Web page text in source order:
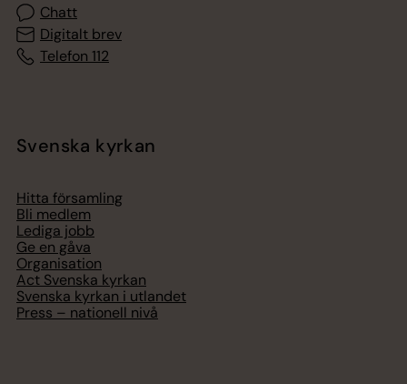
Chatt
Digitalt brev
Telefon 112
Svenska kyrkan
Hitta församling
Bli medlem
Lediga jobb
Ge en gåva
Organisation
Act Svenska kyrkan
Svenska kyrkan i utlandet
Press – nationell nivå